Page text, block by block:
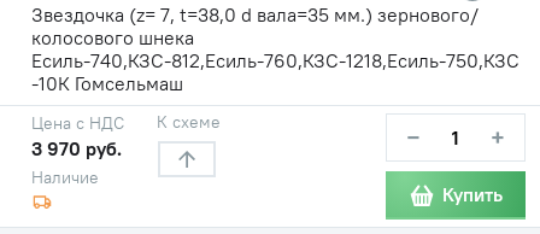
Звездочка (z= 7, t=38,0 d вала=35 мм.) зернового/
колосового шнека
Есиль-740,КЗС-812,Есиль-760,КЗС-1218,Есиль-750,КЗС
-10К Гомсельмаш
Наличие
Цена с НДС
3 970 руб.
К схеме − +
Купить